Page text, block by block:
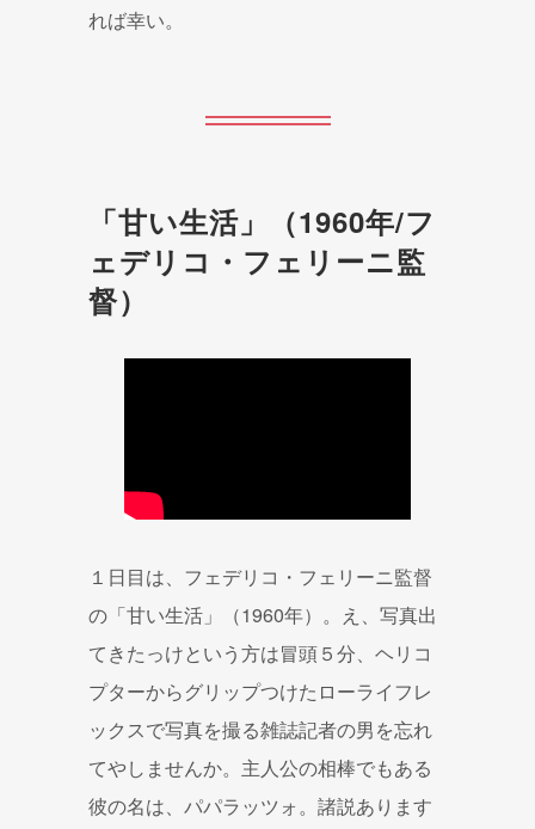
れば幸い。
「甘い生活」（1960年/フ
ェデリコ・フェリーニ監
督）
１日目は、フェデリコ・フェリーニ監督
の「甘い生活」（1960年）。え、写真出
てきたっけという方は冒頭５分、ヘリコ
プターからグリップつけたローライフレ
ックスで写真を撮る雑誌記者の男を忘れ
てやしませんか。主人公の相棒でもある
彼の名は、パパラッツォ。諸説あります